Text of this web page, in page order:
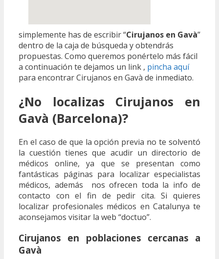
simplemente has de escribir “Cirujanos en Gavà”
dentro de la caja de búsqueda y obtendrás
propuestas. Como queremos ponértelo más fácil
a continuación te dejamos un link , pincha aquí
para encontrar Cirujanos en Gavà de inmediato.
¿No localizas Cirujanos en
Gavà (Barcelona)?
En el caso de que la opción previa no te solventó
la cuestión tienes que acudir un directorio de
médicos online, ya que se presentan como
fantásticas páginas para localizar especialistas
médicos, además nos ofrecen toda la info de
contacto con el fin de pedir cita. Si quieres
localizar profesionales médicos en Catalunya te
aconsejamos visitar la web “doctuo”.
Cirujanos en poblaciones cercanas a
Gavà